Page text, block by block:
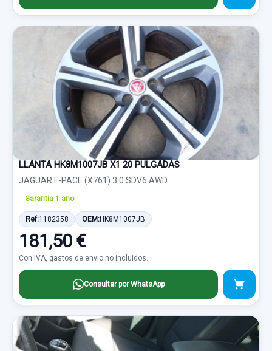
LLANTA HK8M1007JB X1 20 PULGADAS
JAGUAR F-PACE (X761) 3.0 SDV6 AWD
Garantia 1 ano
Ref:1182358 OEM:HK8M1007JB
181,50 €
Con IVA, gastos de envio no incluidos.
Consultar por WhatsApp